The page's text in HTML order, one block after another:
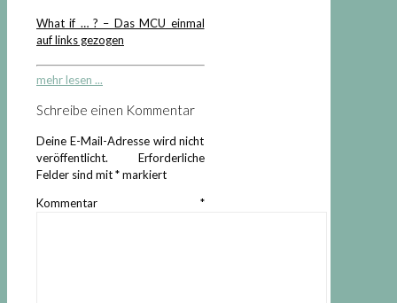
What if … ? – Das MCU einmal
auf links gezogen
mehr lesen ...
Schreibe einen Kommentar
Deine E-Mail-Adresse wird nicht
veröffentlicht.
Erforderliche
Felder sind mit*markiert
Kommentar *